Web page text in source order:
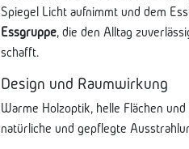
Spiegel Licht aufnimmt und dem
Essgruppe, die den Alltag
schafft.
Design und Raumwirkung
Warme Holzoptik, helle Flächen
natürliche und gepflegte